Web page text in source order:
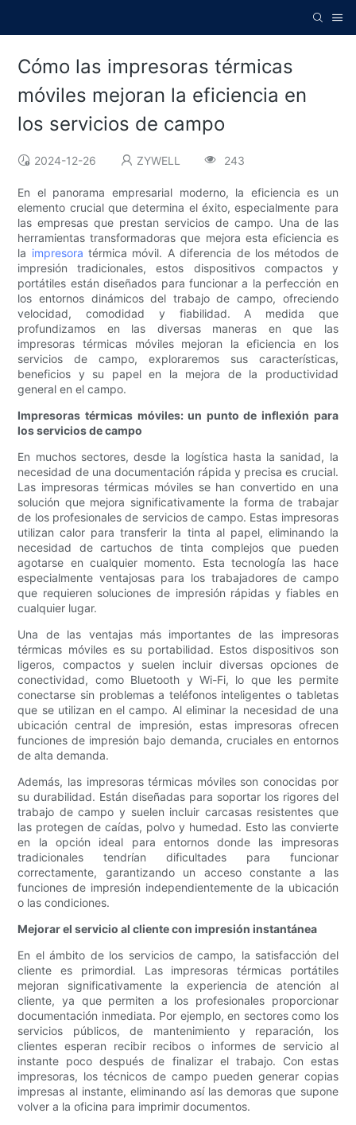
Cómo las impresoras térmicas
móviles mejoran la eficiencia en
los servicios de campo
2024-12-26 ZYWELL 243
En el panorama empresarial moderno, la eficiencia es un
elemento crucial que determina el éxito, especialmente para
las empresas que prestan servicios de campo. Una de las
herramientas transformadoras que mejora esta eficiencia es
la impresora térmica móvil. A diferencia de los métodos de
impresión tradicionales, estos dispositivos compactos y
portátiles están diseñados para funcionar a la perfección en
los entornos dinámicos del trabajo de campo, ofreciendo
velocidad, comodidad y fiabilidad. A medida que
profundizamos en las diversas maneras en que las
impresoras térmicas móviles mejoran la eficiencia en los
servicios de campo, exploraremos sus características,
beneficios y su papel en la mejora de la productividad
general en el campo.
Impresoras térmicas móviles: un punto de inflexión para
los servicios de campo
En muchos sectores, desde la logística hasta la sanidad, la
necesidad de una documentación rápida y precisa es crucial.
Las impresoras térmicas móviles se han convertido en una
solución que mejora significativamente la forma de trabajar
de los profesionales de servicios de campo. Estas impresoras
utilizan calor para transferir la tinta al papel, eliminando la
necesidad de cartuchos de tinta complejos que pueden
agotarse en cualquier momento. Esta tecnología las hace
especialmente ventajosas para los trabajadores de campo
que requieren soluciones de impresión rápidas y fiables en
cualquier lugar.
Una de las ventajas más importantes de las impresoras
térmicas móviles es su portabilidad. Estos dispositivos son
ligeros, compactos y suelen incluir diversas opciones de
conectividad, como Bluetooth y Wi-Fi, lo que les permite
conectarse sin problemas a teléfonos inteligentes o tabletas
que se utilizan en el campo. Al eliminar la necesidad de una
ubicación central de impresión, estas impresoras ofrecen
funciones de impresión bajo demanda, cruciales en entornos
de alta demanda.
Además, las impresoras térmicas móviles son conocidas por
su durabilidad. Están diseñadas para soportar los rigores del
trabajo de campo y suelen incluir carcasas resistentes que
las protegen de caídas, polvo y humedad. Esto las convierte
en la opción ideal para entornos donde las impresoras
tradicionales tendrían dificultades para funcionar
correctamente, garantizando un acceso constante a las
funciones de impresión independientemente de la ubicación
o las condiciones.
Mejorar el servicio al cliente con impresión instantánea
En el ámbito de los servicios de campo, la satisfacción del
cliente es primordial. Las impresoras térmicas portátiles
mejoran significativamente la experiencia de atención al
cliente, ya que permiten a los profesionales proporcionar
documentación inmediata. Por ejemplo, en sectores como los
servicios públicos, de mantenimiento y reparación, los
clientes esperan recibir recibos o informes de servicio al
instante poco después de finalizar el trabajo. Con estas
impresoras, los técnicos de campo pueden generar copias
impresas al instante, eliminando así las demoras que supone
volver a la oficina para imprimir documentos.